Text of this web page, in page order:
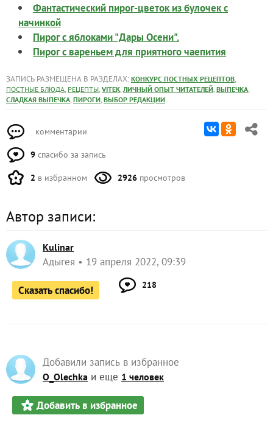
Фантастический пирог-цветок из булочек с
начинкой
Пирог с яблоками "Дары Осени".
Пирог с вареньем для приятного чаепития
ЗАПИСЬ РАЗМЕЩЕНА В РАЗДЕЛАХ: КОНКУРС ПОСТНЫХ РЕЦЕПТОВ,
ПОСТНЫЕ БЛЮДА, РЕЦЕПТЫ, VITEK, ЛИЧНЫЙ ОПЫТ ЧИТАТЕЛЕЙ, ВЫПЕЧКА,
СЛАДКАЯ ВЫПЕЧКА, ПИРОГИ, ВЫБОР РЕДАКЦИИ
комментарии
9 спасибо за запись
2 в избранном 2926 просмотров
Автор записи:
Kulinar
Адыгея 19 апреля 2022, 09:39
Сказать спасибо! 218
Добавили запись в избранное
O_Olechka и еще 1 человек
Добавить в избранное